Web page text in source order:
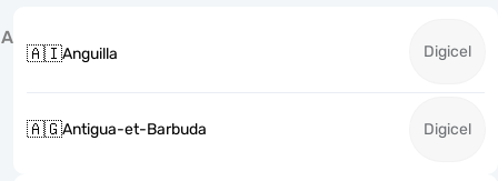
A
🇦🇮Anguilla Digicel
🇦🇬Antigua-et-Barbuda Digicel